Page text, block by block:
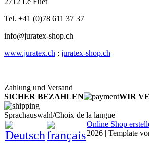
Tel. +41 (0)78 611 37 37
info@juratex-shop.ch
www.juratex.ch ; juratex-shop.ch
Zahlung und Versand
SICHER BEZAHLEN
WIR
Sprachauswahl/Choix de la langue
Online Shop
2026 | Template